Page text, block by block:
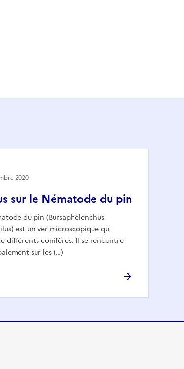
sur le Nématode du pin
du pin (Bursaphelenchus
est un ver microscopique qui
différents conifères. Il se rencontre
sur les (…)
2020